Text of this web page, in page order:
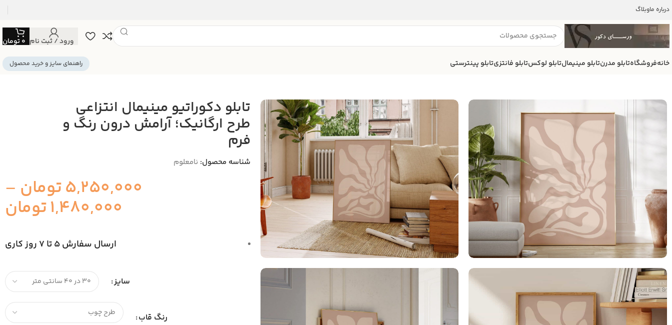
درباره ماوبلاگ
ورود / ثبت نام 0تومان
خانهفروشگاهتابلو مدرنتابلو مینیمالتابلو لوکستابلو فانتزیتابلو پینترستی راهنمای سایز و خرید محصول
تابلو دکوراتیو مینیمال انتزاعی
طرح ارگانیک؛ آرامش درون رنگ و
فرم
شناسه محصول: نامعلوم
5,250,000تومان –
1,480,000تومان
ارسال سفارش 5 تا 7 روز کاری
سایز
رنگ قاب